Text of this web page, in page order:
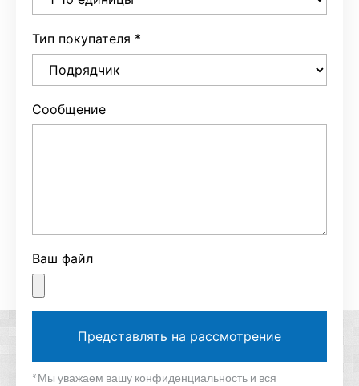
Тип покупателя *
Сообщение
Ваш файл
Представлять на рассмотрение
*Мы уважаем вашу конфиденциальность и вся